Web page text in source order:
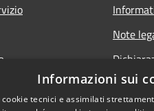
Note
Informazioni sui
tecnici e assimilati